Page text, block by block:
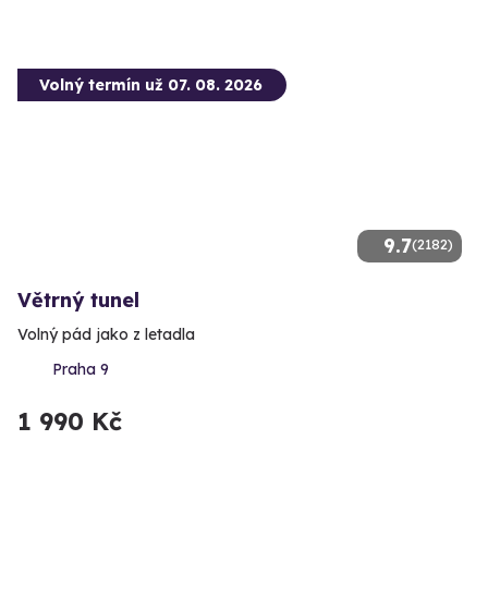
9.7(2182)
Volný termín už 07. 08. 2026
Větrný tunel
Volný pád jako z letadla
Praha 9
1 990 Kč